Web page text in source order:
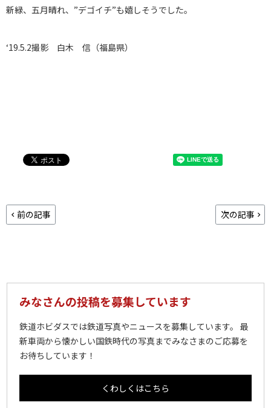
新緑、五月晴れ、”デゴイチ”も嬉しそうでした。
‘19.5.2撮影 白木 信（福島県）
前の記事 次の記事
みなさんの投稿を募集しています
鉄道ホビダスでは鉄道写真やニュースを募集しています。 最
新車両から懐かしい国鉄時代の写真までみなさまのご応募を
お待ちしています！
くわしくはこちら